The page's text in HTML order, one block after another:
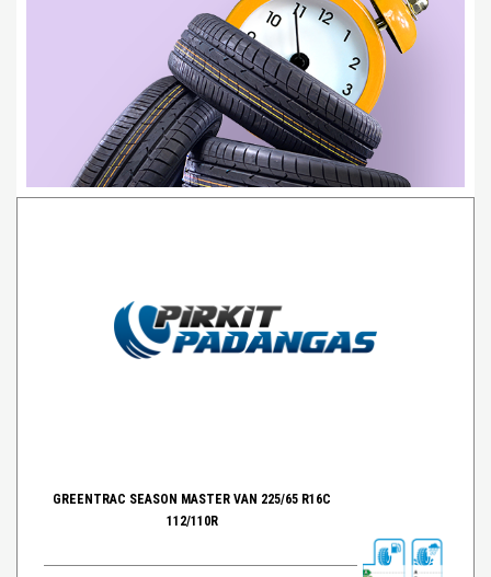
GREENTRAC SEASON MASTER VAN 225/65 R16C
112/110R